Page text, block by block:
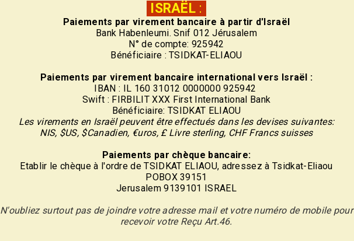
ISRAËL :
Paiements par virement bancaire à partir d'Israël
Bank Habenleumi. Snif 012 Jérusalem
N° de compte: 925942
Bénéficiaire : TSIDKAT-ELIAOU
Paiements par virement bancaire international vers Israël :
IBAN : IL 160 31012 0000000 925942
Swift : FIRBILIT XXX First International Bank
Bénéficiaire: TSIDKAT ELIAOU
Les virements en Israël peuvent être effectués dans les devises suivantes:
NIS, $US, $Canadien, €uros, £ Livre sterling, CHF Francs suisses
Paiements par chèque bancaire:
Etablir le chèque à l'ordre de TSIDKAT ELIAOU, adressez à Tsidkat-Eliaou
POBOX 39151
Jerusalem 9139101 ISRAEL
N'oubliez surtout pas de joindre votre adresse mail et votre numéro de mobile pour
recevoir votre Reçu Art.46.